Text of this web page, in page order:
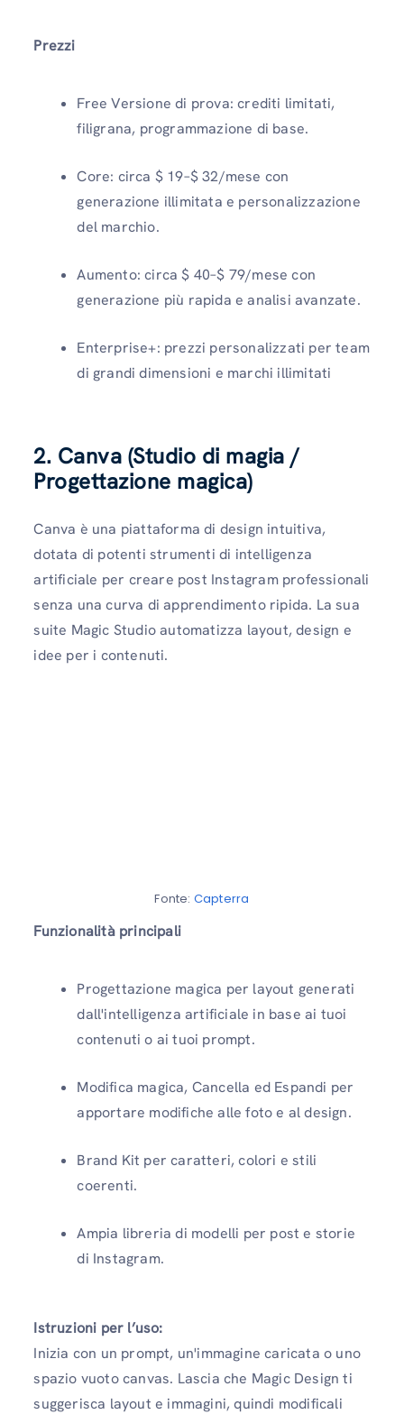
Prezzi
Free Versione di prova: crediti limitati,
filigrana, programmazione di base.
Core: circa $ 19–$ 32/mese con
generazione illimitata e personalizzazione
del marchio.
Aumento: circa $ 40–$ 79/mese con
generazione più rapida e analisi avanzate.
Enterprise+: prezzi personalizzati per team
di grandi dimensioni e marchi illimitati
2. Canva (Studio di magia /
Progettazione magica)
Canva è una piattaforma di design intuitiva,
dotata di potenti strumenti di intelligenza
artificiale per creare post Instagram professionali
senza una curva di apprendimento ripida. La sua
suite Magic Studio automatizza layout, design e
idee per i contenuti.
Fonte: Capterra
Funzionalità principali
Progettazione magica per layout generati
dall'intelligenza artificiale in base ai tuoi
contenuti o ai tuoi prompt.
Modifica magica, Cancella ed Espandi per
apportare modifiche alle foto e al design.
Brand Kit per caratteri, colori e stili
coerenti.
Ampia libreria di modelli per post e storie
di Instagram.
Istruzioni per l’uso:
Inizia con un prompt, un'immagine caricata o uno
spazio vuoto canvas. Lascia che Magic Design ti
suggerisca layout e immagini, quindi modificali